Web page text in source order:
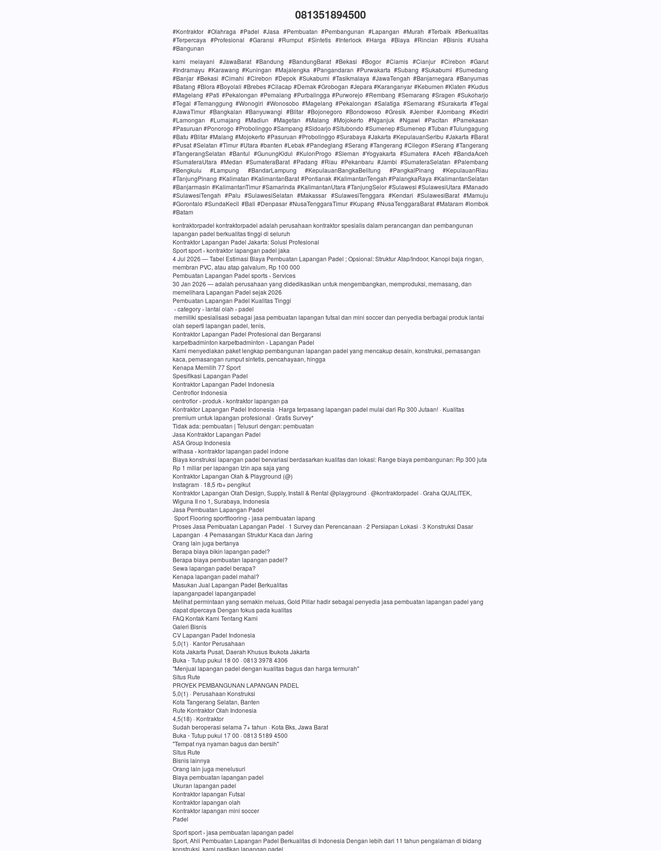
081351894500
#Kontraktor #Olahraga #Padel #Jasa #Pembuatan #Pembangunan #Lapangan #Murah #Terbaik #Berkualitas
#Terpercaya #Profesional #Garansi #Rumput #Sintetis #Interlock #Harga #Biaya #Rincian #Bisnis #Usaha
#Bangunan
kami melayani #JawaBarat #Bandung #BandungBarat #Bekasi #Bogor #Ciamis #Cianjur #Cirebon #Garut
#Indramayu #Karawang #Kuningan #Majalengka #Pangandaran #Purwakarta #Subang #Sukabumi #Sumedang
#Banjar #Bekasi #Cimahi #Cirebon #Depok #Sukabumi #Tasikmalaya #JawaTengah #Banjarnegara #Banyumas
#Batang #Blora #Boyolali #Brebes #Cilacap #Demak #Grobogan #Jepara #Karanganyar #Kebumen #Klaten #Kudus
#Magelang #Pati #Pekalongan #Pemalang #Purbalingga #Purworejo #Rembang #Semarang #Sragen #Sukoharjo
#Tegal #Temanggung #Wonogiri #Wonosobo #Magelang #Pekalongan #Salatiga #Semarang #Surakarta #Tegal
#JawaTimur #Bangkalan #Banyuwangi #Blitar #Bojonegoro #Bondowoso #Gresik #Jember #Jombang #Kediri
#Lamongan #Lumajang #Madiun #Magetan #Malang #Mojokerto #Nganjuk #Ngawi #Pacitan #Pamekasan
#Pasuruan #Ponorogo #Probolinggo #Sampang #Sidoarjo #Situbondo #Sumenep #Sumenep #Tuban #Tulungagung
#Batu #Blitar #Malang #Mojokerto #Pasuruan #Probolinggo #Surabaya #Jakarta #KepulauanSeribu #Jakarta #Barat
#Pusat #Selatan #Timur #Utara #banten #Lebak #Pandeglang #Serang #Tangerang #Cilegon #Serang #Tangerang
#TangerangSelatan #Bantul #GunungKidul #KulonProgo #Sleman #Yogyakarta #Sumatera #Aceh #BandaAceh
#SumateraUtara #Medan #SumateraBarat #Padang #Riau #Pekanbaru #Jambi #SumateraSelatan #Palembang
#Bengkulu #Lampung #BandarLampung #KepulauanBangkaBelitung #PangkalPinang #KepulauanRiau
#TanjungPinang #Kalimatan #KalimantanBarat #Pontianak #KalimantanTengah #PalangkaRaya #KalimantanSelatan
#Banjarmasin #KalimantanTimur #Samarinda #KalimantanUtara #TanjungSelor #Sulawesi #SulawesiUtara #Manado
#SulawesiTengah #Palu #SulawesiSelatan #Makassar #SulawesiTenggara #Kendari #SulawesiBarat #Mamuju
#Gorontalo #SundaKecil #Bali #Denpasar #NusaTenggaraTimur #Kupang #NusaTenggaraBarat #Mataram #lombok
#Batam
kontraktorpadel kontraktorpadel adalah perusahaan kontraktor spesialis dalam perancangan dan pembangunan
lapangan padel berkualitas tinggi di seluruh
Kontraktor Lapangan Padel Jakarta: Solusi Profesional
Sport sport › kontraktor lapangan padel jaka
4 Jul 2026 — Tabel Estimasi Biaya Pembuatan Lapangan Padel ; Opsional: Struktur Atap/Indoor, Kanopi baja ringan,
membran PVC, atau atap galvalum, Rp 100 000
Pembuatan Lapangan Padel sports › Services
30 Jan 2026 — adalah perusahaan yang didedikasikan untuk mengembangkan, memproduksi, memasang, dan
memelihara Lapangan Padel sejak 2026
Pembuatan Lapangan Padel Kualitas Tinggi
› category › lantai olah › padel
memiliki spesialisasi sebagai jasa pembuatan lapangan futsal dan mini soccer dan penyedia berbagai produk lantai
olah seperti lapangan padel, tenis,
Kontraktor Lapangan Padel Profesional dan Bergaransi
karpetbadminton karpetbadminton › Lapangan Padel
Kami menyediakan paket lengkap pembangunan lapangan padel yang mencakup desain, konstruksi, pemasangan
kaca, pemasangan rumput sintetis, pencahayaan, hingga
Kenapa Memilih 77 Sport
Spesifikasi Lapangan Padel
Kontraktor Lapangan Padel Indonesia
Centroflor Indonesia
centroflor › produk › kontraktor lapangan pa
Kontraktor Lapangan Padel Indonesia · Harga terpasang lapangan padel mulai dari Rp 300 Jutaan! · Kualitas
premium untuk lapangan profesional · Gratis Survey*
Tidak ada: pembuatan ‎| Telusuri dengan: pembuatan
Jasa Kontraktor Lapangan Padel
ASA Group Indonesia
withasa › kontraktor lapangan padel indone
Biaya konstruksi lapangan padel bervariasi berdasarkan kualitas dan lokasi: Range biaya pembangunan: Rp 300 juta
Rp 1 miliar per lapangan Izin apa saja yang
Kontraktor Lapangan Olah & Playground (@)
Instagram · 18,5 rb+ pengikut
Kontraktor Lapangan Olah Design, Supply, Install & Rental @playground · @kontraktorpadel · Graha QUALITEK,
Wiguna II no 1, Surabaya, Indonesia
Jasa Pembuatan Lapangan Padel
Sport Flooring sportflooring › jasa pembuatan lapang
Proses Jasa Pembuatan Lapangan Padel · 1 Survey dan Perencanaan · 2 Persiapan Lokasi · 3 Konstruksi Dasar
Lapangan · 4 Pemasangan Struktur Kaca dan Jaring
Orang lain juga bertanya
Berapa biaya bikin lapangan padel?
Berapa biaya pembuatan lapangan padel?
Sewa lapangan padel berapa?
Kenapa lapangan padel mahal?
Masukan Jual Lapangan Padel Berkualitas
lapanganpadel lapanganpadel
Melihat permintaan yang semakin meluas, Gold Pillar hadir sebagai penyedia jasa pembuatan lapangan padel yang
dapat dipercaya Dengan fokus pada kualitas
FAQ Kontak Kami Tentang Kami
Galeri Bisnis
CV Lapangan Padel Indonesia
5,0(1) · Kantor Perusahaan
Kota Jakarta Pusat, Daerah Khusus Ibukota Jakarta
Buka ⋅ Tutup pukul 18 00 · 0813 3978 4306
"Menjual lapangan padel dengan kualitas bagus dan harga termurah"
Situs Rute
PROYEK PEMBANGUNAN LAPANGAN PADEL
5,0(1) · Perusahaan Konstruksi
Kota Tangerang Selatan, Banten
Rute Kontraktor Olah Indonesia
4,5(18) · Kontraktor
Sudah beroperasi selama 7+ tahun · Kota Bks, Jawa Barat
Buka ⋅ Tutup pukul 17 00 · 0813 5189 4500
"Tempat nya nyaman bagus dan bersih"
Situs Rute
Bisnis lainnya
Orang lain juga menelusuri
Biaya pembuatan lapangan padel
Ukuran lapangan padel
Kontraktor lapangan Futsal
Kontraktor lapangan olah
Kontraktor lapangan mini soccer
Padel
Sport sport › jasa pembuatan lapangan padel
Sport, Ahli Pembuatan Lapangan Padel Berkualitas di Indonesia Dengan lebih dari 11 tahun pengalaman di bidang
konstruksi, kami pastikan lapangan padel